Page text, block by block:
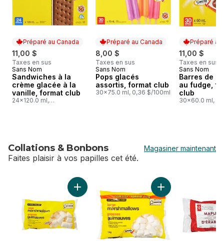
Préparé au Canada
11,00 $
Taxes en sus
Préparé au Canada
Sans Nom
Sandwiches à la
crème glacée à la
vanille, format club
24x120.0 ml,
Préparé au Canada
8,00 $
Taxes en sus
Préparé au Canada
Sans Nom
Pops glacés
assortis, format club
30x75.0 ml, 0,36 $/100ml
Préparé au
11,00 $
Taxes en sus
Préparé au
Sans Nom
Barres de
au fudge,
club
30x60.0 ml,
Collations & Bonbons Magasiner maintenant
Faites plaisir à vos papilles cet été.
sauter Collations & Bonbons
Ajouter Grosses guimauves au panier
Ajouter Grosses